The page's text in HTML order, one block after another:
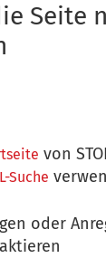
Seite
von
Suche
oder